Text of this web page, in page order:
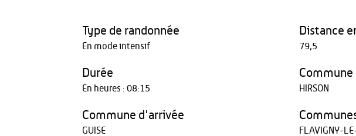
Type de randonnée
En mode intensif
Distance
79,5
Durée
En heures : 08:15
Commune
HIRSON
Commune d'arrivée
GUISE
FLAVIGNY-